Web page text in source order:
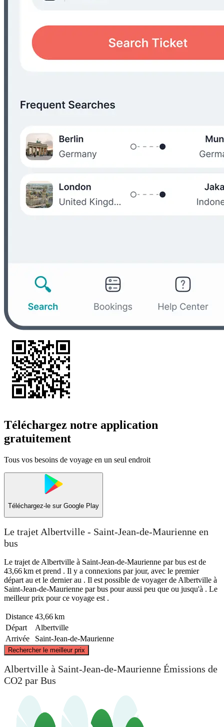
Téléchargez notre application
gratuitement
Tous vos besoins de voyage en un seul endroit
Téléchargez-le sur Google Play
Le trajet Albertville - Saint-Jean-de-Maurienne en
bus
Le trajet de Albertville à Saint-Jean-de-Maurienne par bus est de
43,66 km et prend . Il y a connexions par jour, avec le premier
départ au et le dernier au . Il est possible de voyager de Albertville à
Saint-Jean-de-Maurienne par bus pour aussi peu que ou jusqu'à . Le
meilleur prix pour ce voyage est .
Distance 43,66 km
Départ
Albertville
Arrivée
Saint-Jean-de-Maurienne
Rechercher le meilleur prix
Albertville à Saint-Jean-de-Maurienne Émissions de
CO2 par Bus